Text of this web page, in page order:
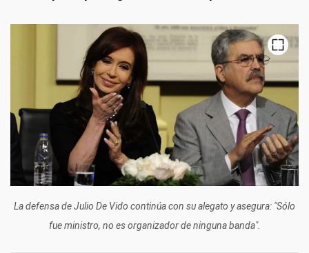
La defensa de Julio De Vido continúa con su alegato y asegura: "Sólo
fue ministro, no es organizador de ninguna banda".